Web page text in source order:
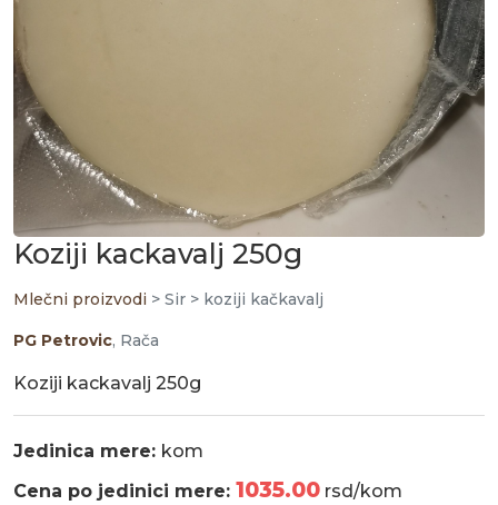
Koziji kackavalj 250g
Mlečni proizvodi > Sir > koziji kačkavalj
PG Petrovic, Rača
Koziji kackavalj 250g
Jedinica mere: kom
Cena po jedinici mere: 1035.00 rsd/kom